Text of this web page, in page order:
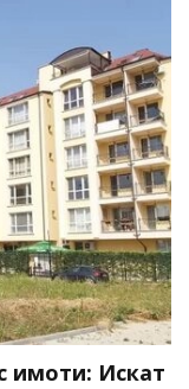
имоти: Искат